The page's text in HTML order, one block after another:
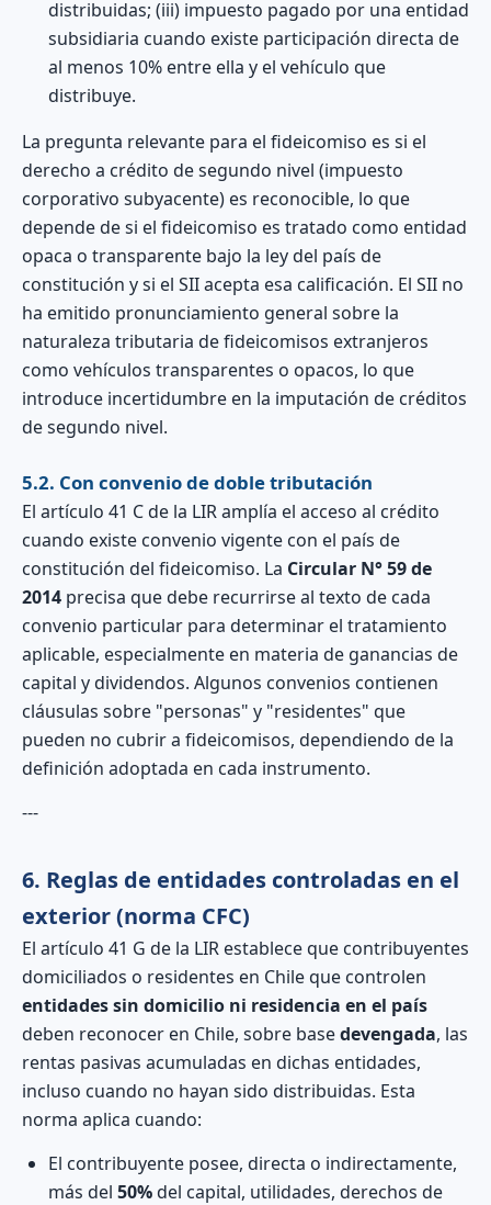
distribuidas; (iii) impuesto pagado por una entidad
subsidiaria cuando existe participación directa de
al menos 10% entre ella y el vehículo que
distribuye.
La pregunta relevante para el fideicomiso es si el
derecho a crédito de segundo nivel (impuesto
corporativo subyacente) es reconocible, lo que
depende de si el fideicomiso es tratado como entidad
opaca o transparente bajo la ley del país de
constitución y si el SII acepta esa calificación. El SII no
ha emitido pronunciamiento general sobre la
naturaleza tributaria de fideicomisos extranjeros
como vehículos transparentes o opacos, lo que
introduce incertidumbre en la imputación de créditos
de segundo nivel.
5.2. Con convenio de doble tributación
El artículo 41 C de la LIR amplía el acceso al crédito
cuando existe convenio vigente con el país de
constitución del fideicomiso. La Circular N° 59 de
2014 precisa que debe recurrirse al texto de cada
convenio particular para determinar el tratamiento
aplicable, especialmente en materia de ganancias de
capital y dividendos. Algunos convenios contienen
cláusulas sobre "personas" y "residentes" que
pueden no cubrir a fideicomisos, dependiendo de la
definición adoptada en cada instrumento.
---
6. Reglas de entidades controladas en el
exterior (norma CFC)
El artículo 41 G de la LIR establece que contribuyentes
domiciliados o residentes en Chile que controlen
entidades sin domicilio ni residencia en el país
deben reconocer en Chile, sobre basedevengada, las
rentas pasivas acumuladas en dichas entidades,
incluso cuando no hayan sido distribuidas. Esta
norma aplica cuando:
El contribuyente posee, directa o indirectamente,
más del 50%del capital, utilidades, derechos de